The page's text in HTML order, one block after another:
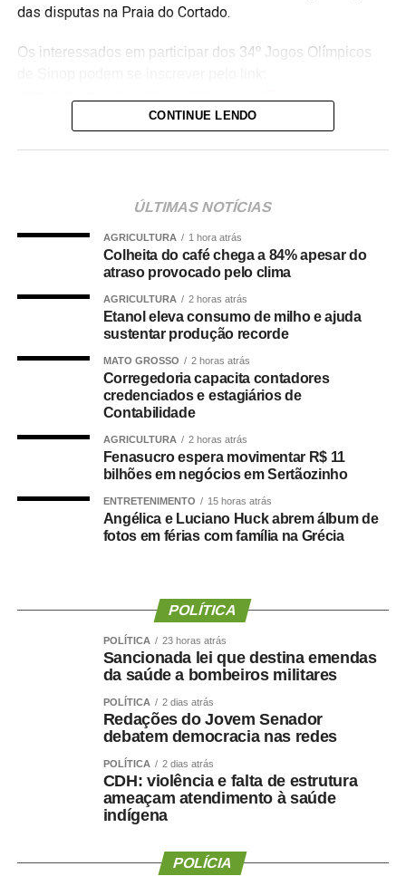
das disputas na Praia do Cortado.
Os interessados em participar dos 34º Jogos Olímpicos
&Comp=948AF46AD1&Cli=4EC5B2AA
&Comp=66DC413E3C&Cli=D046312B
Entre as novidades desta edição está a inclusão das
modalidades de boliche e vôlei de praia nos Jogos
percurso entre o Residencial Paris e a Praia do Cortado,
aberto à participação da comunidade. A Praia do Cortado
também passa a integrar oficialmente a programação
esportiva dos jogos. As disputas de beach tennis, vôlei de
praia e futevôlei serão realizadas no local.
A programação dos Jogos Olímpicos conta com
modalidades coletivas e individuais, como basquetebol,
futsal, futebol sete, handebol, voleibol, ciclismo, mountain
bike, natação, karatê, tênis de mesa, xadrez, basquete
3×3, beach tennis, futevôlei e vôlei de praia. Já os 3º
Jogos Paralímpicos de Sinop contarão com disputas de
Gabriel Vasconcelos, destacou que os jogos representam
uma das principais ações de incentivo ao esporte
desenvolvidas pela Prefeitura de Sinop e contribuem
para ampliar a participação da população em atividades
esportivas. “Os Jogos Olímpicos e os Jogos Paralímpicos
de Sinop são eventos tradicionais e muito aguardados
pela comunidade esportiva. A competição oferece
oportunidades para atletas de diferentes modalidades
demonstrarem seu potencial, conquistarem resultados e
incentivam a prática esportiva e fortalecem o esporte
CONTINUE LENDO
ÚLTIMAS NOTÍCIAS
AGRICULTURA 1 hora atrás
Colheita do café chega a 84% apesar do
atraso provocado pelo clima
AGRICULTURA 2 horas atrás
Etanol eleva consumo de milho e ajuda
sustentar produção recorde
MATO GROSSO 2 horas atrás
Corregedoria capacita contadores
credenciados e estagiários de
Contabilidade
AGRICULTURA 2 horas atrás
Fenasucro espera movimentar R$ 11
bilhões em negócios em Sertãozinho
ENTRETENIMENTO 15 horas atrás
Angélica e Luciano Huck abrem álbum de
fotos em férias com família na Grécia
POLÍTICA
POLÍTICA 23 horas atrás
Sancionada lei que destina emendas
da saúde a bombeiros militares
POLÍTICA 2 dias atrás
Redações do Jovem Senador
debatem democracia nas redes
POLÍTICA 2 dias atrás
CDH: violência e falta de estrutura
ameaçam atendimento à saúde
indígena
POLÍCIA